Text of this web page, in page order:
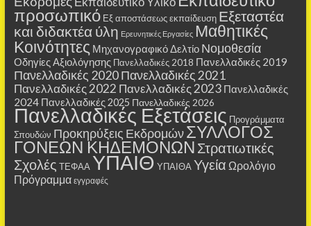
προσωπικό Εξ αποστάσεως εκπαίδευση Εξεταστέα
και διδακτέα ύλη Ερευνητικές Εργασίες Μαθητικές
Κοινότητες Μηχανογραφικό Δελτίο Νομοθεσία
Οδηγίες Αξιολόγησης Πανελλαδικές 2018 Πανελλαδικές 2019
Πανελλαδικές 2020 Πανελλαδικές 2021
Πανελλαδικές 2022 Πανελλαδικές 2023 Πανελλαδικές
2024 Πανελλαδικές 2025 Πανελλαδικές 2026
Πανελλαδικές Εξετάσεις Προγράμματα
Σπουδών Προκηρύξεις ΕκδρομώνΣΥΛΛΟΓΟΣ
ΓΟΝΕΩΝ ΚΗΔΕΜΟΝΩΝ Στρατιωτικές
Σχολές ΤΕΦΑΑ ΥΠΑΙΘ ΥΠΑΙΘΑ Υγεία Ωρολόγιο
Πρόγραμμα εγγραφές